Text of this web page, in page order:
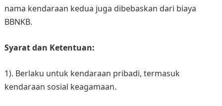
nama kendaraan kedua juga dibebaskan dari biaya
BBNKB. ​
Syarat dan Ketentuan:
1). Berlaku untuk kendaraan pribadi, termasuk
kendaraan sosial keagamaan.